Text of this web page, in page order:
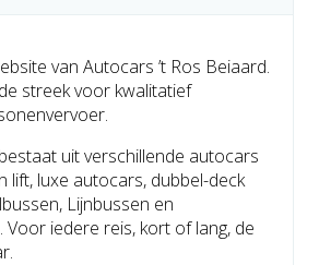
van Autocars ’t Ros Beiaard.
streek voor kwalitatief
uit verschillende autocars
lift, luxe autocars, dubbel-deck
Lijnbussen en
Voor iedere reis, kort of lang, de